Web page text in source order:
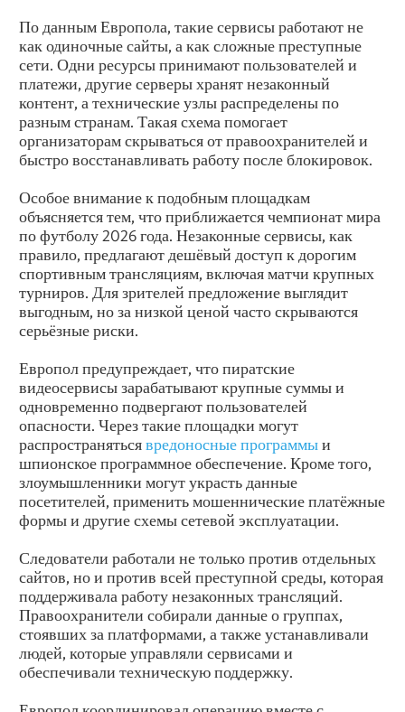
По данным Европола, такие сервисы работают не
как одиночные сайты, а как сложные преступные
сети. Одни ресурсы принимают пользователей и
платежи, другие серверы хранят незаконный
контент, а технические узлы распределены по
разным странам. Такая схема помогает
организаторам скрываться от правоохранителей и
быстро восстанавливать работу после блокировок.
Особое внимание к подобным площадкам
объясняется тем, что приближается чемпионат мира
по футболу 2026 года. Незаконные сервисы, как
правило, предлагают дешёвый доступ к дорогим
спортивным трансляциям, включая матчи крупных
турниров. Для зрителей предложение выглядит
выгодным, но за низкой ценой часто скрываются
серьёзные риски.
Европол предупреждает, что пиратские
видеосервисы зарабатывают крупные суммы и
одновременно подвергают пользователей
опасности. Через такие площадки могут
распространятьсявредоносные программыи
шпионское программное обеспечение. Кроме того,
злоумышленники могут украсть данные
посетителей, применить мошеннические платёжные
формы и другие схемы сетевой эксплуатации.
Следователи работали не только против отдельных
сайтов, но и против всей преступной среды, которая
поддерживала работу незаконных трансляций.
Правоохранители собирали данные о группах,
стоявших за платформами, а также устанавливали
людей, которые управляли сервисами и
обеспечивали техническую поддержку.